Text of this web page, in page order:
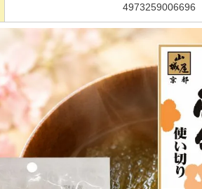
4973259006696